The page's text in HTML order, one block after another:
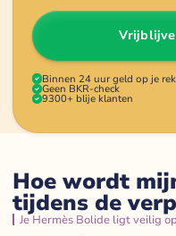
Binnen 24 uur geld op je
Geen BKR-check
9300+ blije klanten
Hoe wordt
tijdens de
Je Hermès Bolide ligt veilig